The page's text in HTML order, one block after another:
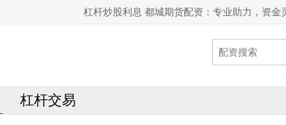
杠杆炒股利息 都城期货配资：专业助力，资金
杠杆交易